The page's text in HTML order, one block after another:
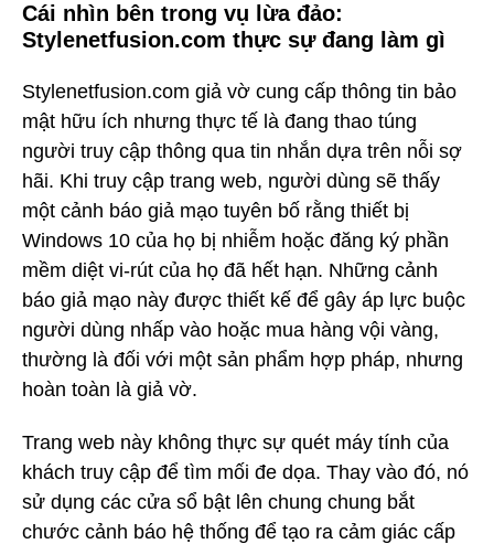
Cái nhìn bên trong vụ lừa đảo:
Stylenetfusion.com thực sự đang làm gì
Stylenetfusion.com giả vờ cung cấp thông tin bảo
mật hữu ích nhưng thực tế là đang thao túng
người truy cập thông qua tin nhắn dựa trên nỗi sợ
hãi. Khi truy cập trang web, người dùng sẽ thấy
một cảnh báo giả mạo tuyên bố rằng thiết bị
Windows 10 của họ bị nhiễm hoặc đăng ký phần
mềm diệt vi-rút của họ đã hết hạn. Những cảnh
báo giả mạo này được thiết kế để gây áp lực buộc
người dùng nhấp vào hoặc mua hàng vội vàng,
thường là đối với một sản phẩm hợp pháp, nhưng
hoàn toàn là giả vờ.
Trang web này không thực sự quét máy tính của
khách truy cập để tìm mối đe dọa. Thay vào đó, nó
sử dụng các cửa sổ bật lên chung chung bắt
chước cảnh báo hệ thống để tạo ra cảm giác cấp